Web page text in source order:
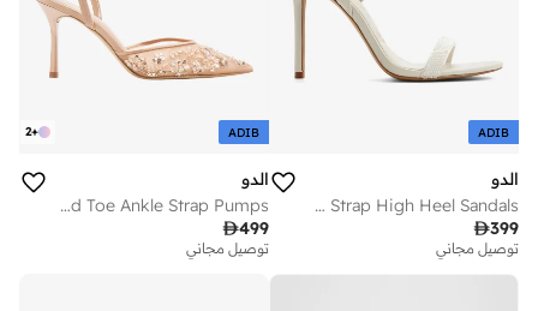
ADIB
الدو
Ankle Strap High Heel Sandals
399
توصيل مجاني
+
2 ADIB
الدو
Embellished Pointed Toe Ankle Strap Pumps
499
توصيل مجاني